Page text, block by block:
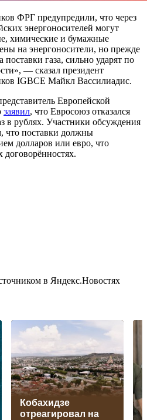
ФРГ предупредили, что через
энергоносителей могут
химические и бумажные
на энергоносители, но прежде
газа, сильно ударят по
— сказал президент
IGBCE Майкл Вассилиадис.
Европейской
заявил, что Евросоюз отказался
в рублях. Участники обсуждения
что поставки должны
долларов или евро, что
в Яндекс.Новостях
Кобахидзе
отреагировал на